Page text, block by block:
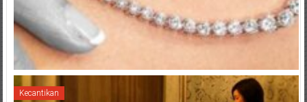
Kecantikan